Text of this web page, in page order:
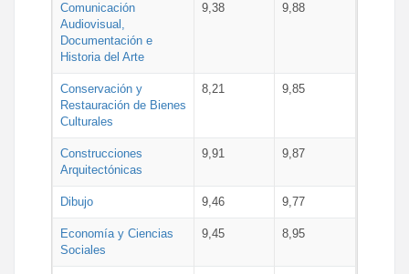
Comunicación
Audiovisual,
Documentación e
Historia del Arte
9,38 9,88
Conservación y
Restauración de Bienes
Culturales
8,21 9,85
Construcciones
Arquitectónicas
9,91 9,87
Dibujo 9,46 9,77
Economía y Ciencias
Sociales
9,45 8,95